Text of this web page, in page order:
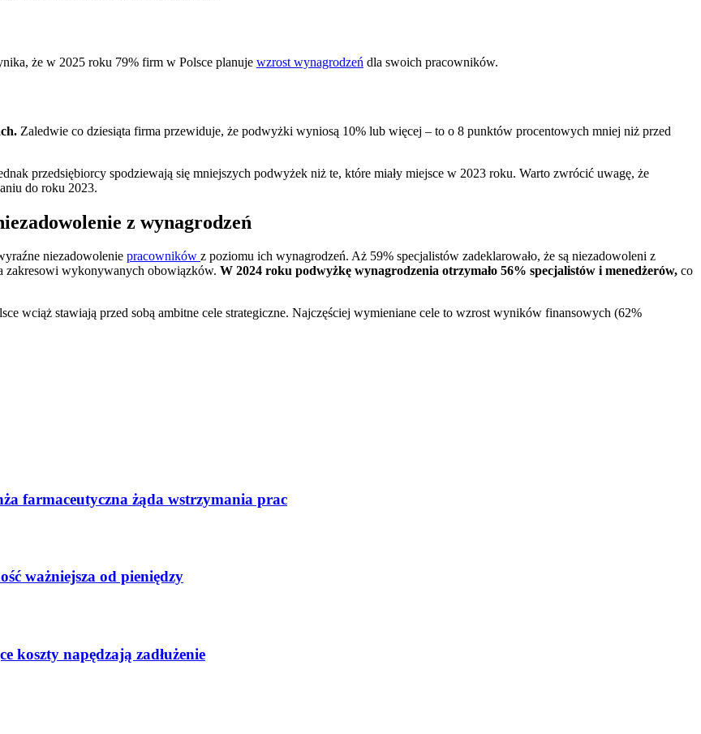
że w 2025 roku 79% firm w Polsce planuje wzrost wynagrodzeń dla swoich pracowników.
Zaledwie co dziesiąta firma przewiduje, że podwyżki wyniosą 10% lub więcej – to o 8 punktów procentowych mniej niż przed
przedsiębiorcy spodziewają się mniejszych podwyżek niż te, które miały miejsce w 2023 roku. Warto zwrócić uwagę, że
do roku 2023.
z wynagrodzeń
niezadowolenie pracowników z poziomu ich wynagrodzeń. Aż 59% specjalistów zadeklarowało, że są niezadowoleni z
zakresowi wykonywanych obowiązków. W 2024 roku podwyżkę wynagrodzenia otrzymało 56% specjalistów i menedżerów, co
wciąż stawiają przed sobą ambitne cele strategiczne. Najczęściej wymieniane cele to wzrost wyników finansowych (62%
farmaceutyczna żąda wstrzymania prac
ważniejsza od pieniędzy
koszty napędzają zadłużenie